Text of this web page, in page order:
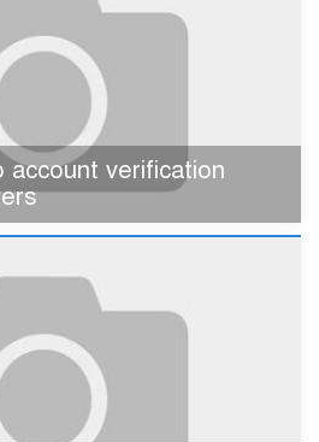
account verification